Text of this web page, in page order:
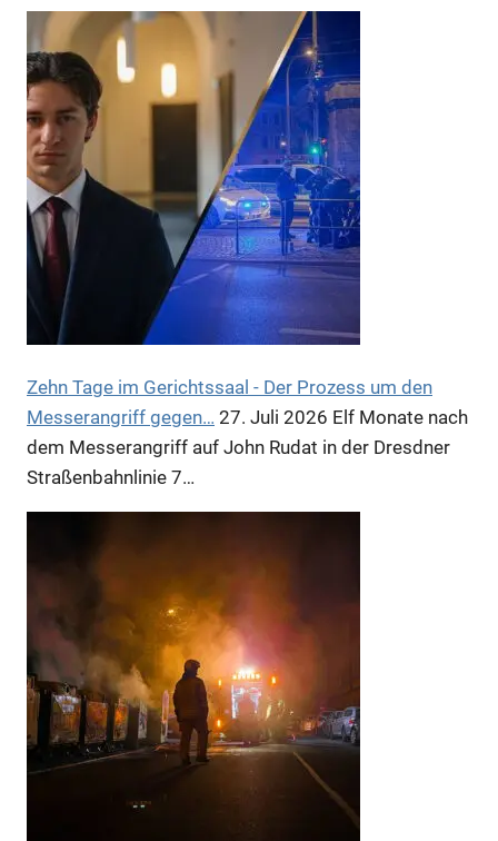
Zehn Tage im Gerichtssaal - Der Prozess um den
Messerangriff gegen… 27. Juli 2026 Elf Monate nach
dem Messerangriff auf John Rudat in der Dresdner
Straßenbahnlinie 7…